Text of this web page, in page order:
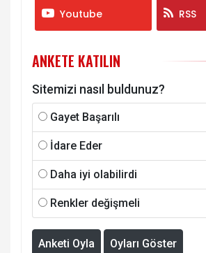
Youtube RSS
ANKETE KATILIN
Sitemizi nasıl buldunuz?
Gayet Başarılı
İdare Eder
Daha iyi olabilirdi
Renkler değişmeli
Anketi Oyla Oyları Göster